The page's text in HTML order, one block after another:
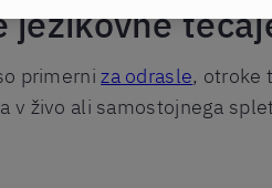
jezikovne
primerniza odrasle, otroke
v živo ali samostojnega